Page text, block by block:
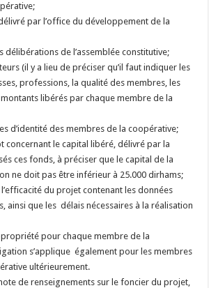
par l’office du développement de la
délibérations de l’assemblée constitutive;
(il y a lieu de préciser qu’il faut indiquer les
professions, la qualité des membres, les
libérés par chaque membre de la
d’identité des membres de la coopérative;
concernant le capital libéré, délivré par la
ces fonds, à préciser que le capital de la
ne doit pas être inférieur à 25.000 dirhams;
l’efficacité du projet contenant les données
ainsi que les délais nécessaires à la réalisation
pour chaque membre de la
s’applique également pour les membres
ultérieurement.
de renseignements sur le foncier du projet,